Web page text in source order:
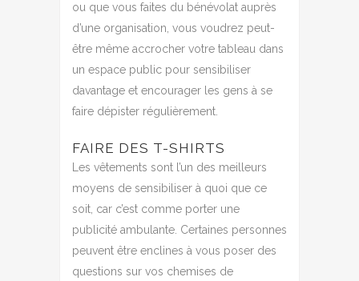
ou que vous faites du bénévolat auprès
d’une organisation, vous voudrez peut-
être même accrocher votre tableau dans
un espace public pour sensibiliser
davantage et encourager les gens à se
faire dépister régulièrement.
FAIRE DES T-SHIRTS
Les vêtements sont l’un des meilleurs
moyens de sensibiliser à quoi que ce
soit, car c’est comme porter une
publicité ambulante. Certaines personnes
peuvent être enclines à vous poser des
questions sur vos chemises de